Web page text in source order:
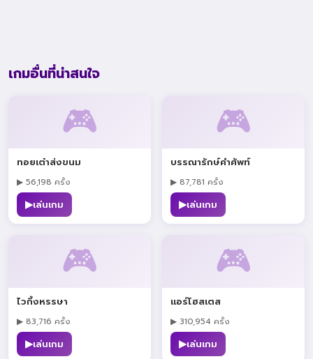
เกมอื่นที่น่าสนใจ
🎮
ทอยเต๋าส่งขนม
▶ 56,198 ครั้ง
▶เล่นเกม
🎮
บรรณารักษ์คำศัพท์
▶ 87,781 ครั้ง
▶เล่นเกม
🎮
ไวกิ้งหรรษา
▶ 83,716 ครั้ง
▶เล่นเกม
🎮
แอร์โฮสเตส
▶ 310,954 ครั้ง
▶เล่นเกม